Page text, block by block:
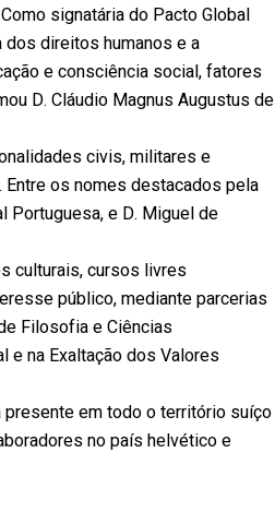
signatária do Pacto Global
direitos humanos e a
e consciência social, fatores
D. Cláudio Magnus Augustus de
civis, militares e
os nomes destacados pela
Portuguesa, e D. Miguel de
culturais, cursos livres
público, mediante parcerias
Filosofia e Ciências
e na Exaltação dos Valores
em todo o território suíço
no país helvético e